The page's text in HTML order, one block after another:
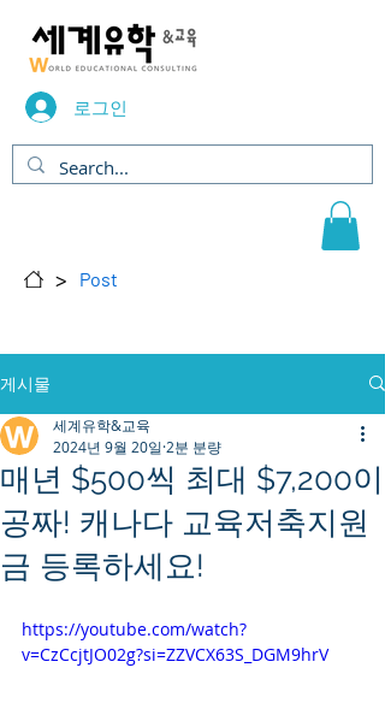
로그인
> Post
게시물
매년 $500씩 최대 $7,200이
공짜! 캐나다 교육저축지원
금 등록하세요!
세계유학&교육
2024년 9월 20일 2분 분량
https://youtube.com/watch?
v=CzCcjtJO02g?si=ZZVCX63S_DGM9hrV